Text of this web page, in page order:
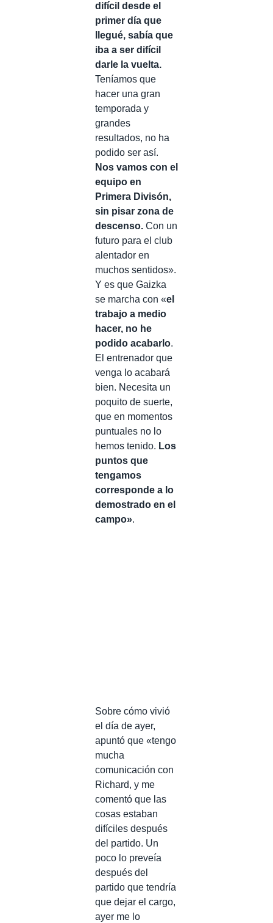
difícil desde el
primer día que
llegué, sabía que
iba a ser difícil
darle la vuelta.
Teníamos que
hacer una gran
temporada y
grandes
resultados, no ha
podido ser así.
Nos vamos con el
equipo en
Primera Divisón,
sin pisar zona de
descenso. Con un
futuro para el club
alentador en
muchos sentidos».
Y es que Gaizka
se marcha con «el
trabajo a medio
hacer, no he
podido acabarlo.
El entrenador que
venga lo acabará
bien. Necesita un
poquito de suerte,
que en momentos
puntuales no lo
hemos tenido. Los
puntos que
tengamos
corresponde a lo
demostrado en el
campo».
Sobre cómo vivió
el día de ayer,
apuntó que «tengo
mucha
comunicación con
Richard, y me
comentó que las
cosas estaban
difíciles después
del partido. Un
poco lo preveía
después del
partido que tendría
que dejar el cargo,
ayer me lo